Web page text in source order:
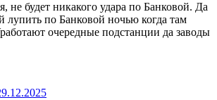
не будет никакого удара по Банковой. Да
лупить по Банковой ночью когда там
очередные подстанции да заводы